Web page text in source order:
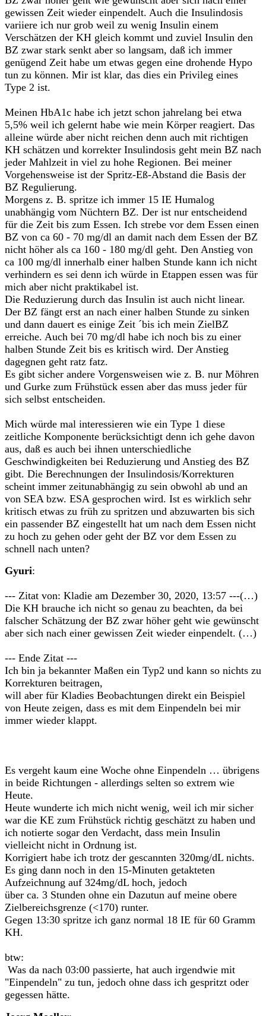
gewissen Zeit wieder einpendelt. Auch die Insulindosis
variiere ich nur grob weil zu wenig Insulin einem
Verschätzen der KH gleich kommt und zuviel Insulin den
BZ zwar stark senkt aber so langsam, daß ich immer
genügend Zeit habe um etwas gegen eine drohende Hypo
tun zu können. Mir ist klar, das dies ein Privileg eines
Type 2 ist.
Meinen HbA1c habe ich jetzt schon jahrelang bei etwa
5,5% weil ich gelernt habe wie mein Körper reagiert. Das
alleine würde aber nicht reichen denn auch mit richtigen
KH schätzen und korrekter Insulindosis geht mein BZ nach
jeder Mahlzeit in viel zu hohe Regionen. Bei meiner
Vorgehensweise ist der Spritz-Eß-Abstand die Basis der
BZ Regulierung.
Morgens z. B. spritze ich immer 15 IE Humalog
unabhängig vom Nüchtern BZ. Der ist nur entscheidend
für die Zeit bis zum Essen. Ich strebe vor dem Essen einen
BZ von ca 60 - 70 mg/dl an damit nach dem Essen der BZ
nicht höher als ca 160 - 180 mg/dl geht. Den Anstieg von
ca 100 mg/dl innerhalb einer halben Stunde kann ich nicht
verhindern es sei denn ich würde in Etappen essen was für
mich aber nicht praktikabel ist.
Die Reduzierung durch das Insulin ist auch nicht linear.
Der BZ fängt erst an nach einer halben Stunde zu sinken
und dann dauert es einige Zeit ´bis ich mein ZielBZ
erreiche. Auch bei 70 mg/dl habe ich noch bis zu einer
halben Stunde Zeit bis es kritisch wird. Der Anstieg
dagegnen geht ratz fatz.
Es gibt sicher andere Vorgensweisen wie z. B. nur Möhren
und Gurke zum Frühstück essen aber das muss jeder für
sich selbst entscheiden.
Mich würde mal interessieren wie ein Type 1 diese
zeitliche Komponente berücksichtigt denn ich gehe davon
aus, daß es auch bei ihnen unterschiedliche
Geschwindigkeiten bei Reduzierung und Anstieg des BZ
gibt. Die Berechnungen der Insulindosis/Korrekturen
scheint immer zeitunabhängig zu sein obwohl ab und an
von SEA bzw. ESA gesprochen wird. Ist es wirklich sehr
kritisch etwas zu früh zu spritzen und abzuwarten bis sich
ein passender BZ eingestellt hat um nach dem Essen nicht
zu hoch zu gehen oder geht der BZ vor dem Essen zu
schnell nach unten?
Gyuri:
--- Zitat von: Kladie am Dezember 30, 2020, 13:57 ---(…)
Die KH brauche ich nicht so genau zu beachten, da bei
falscher Schätzung der BZ zwar höher geht wie gewünscht
aber sich nach einer gewissen Zeit wieder einpendelt. (…)
--- Ende Zitat ---
Ich bin ja bekannter Maßen ein Typ2 und kann so nichts zu
Korrekturen beitragen,
will aber für Kladies Beobachtungen direkt ein Beispiel
von Heute zeigen, dass es mit dem Einpendeln bei mir
immer wieder klappt.
Es vergeht kaum eine Woche ohne Einpendeln … übrigens
in beide Richtungen - allerdings selten so extrem wie
Heute.
Heute wunderte ich mich nicht wenig, weil ich mir sicher
war die KE zum Frühstück richtig geschätzt zu haben und
ich notierte sogar den Verdacht, dass mein Insulin
vielleicht nicht in Ordnung ist.
Korrigiert habe ich trotz der gescannten 320mg/dL nichts.
Es ging dann noch in den 15-Minuten getakteten
Aufzeichnung auf 324mg/dL hoch, jedoch
über ca. 3 Stunden ohne ein Dazutun auf meine obere
Zielbereichsgrenze (<170) runter.
Gegen 13:30 spritze ich ganz normal 18 IE für 60 Gramm
KH.
btw:
Was da nach 03:00 passierte, hat auch irgendwie mit
"Einpendeln" zu tun, jedoch ohne dass ich gespritzt oder
gegessen hätte.